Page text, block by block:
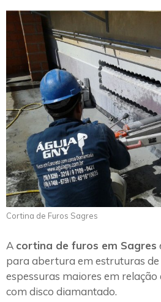
Cortina de Furos Sagres
A cortina de furos em Sagres
para abertura em estruturas
espessuras maiores em
com disco diamantado.